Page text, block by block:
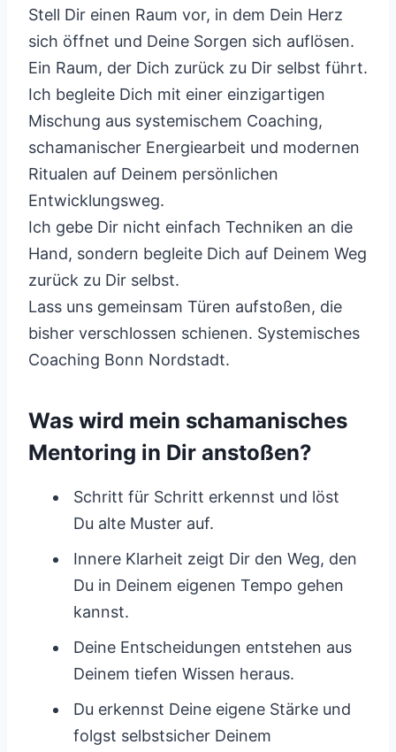
Stell Dir einen Raum vor, in dem Dein Herz
sich öffnet und Deine Sorgen sich auflösen.
Ein Raum, der Dich zurück zu Dir selbst führt.
Ich begleite Dich mit einer einzigartigen
Mischung aus systemischem Coaching,
schamanischer Energiearbeit und modernen
Ritualen auf Deinem persönlichen
Entwicklungsweg.
Ich gebe Dir nicht einfach Techniken an die
Hand, sondern begleite Dich auf Deinem Weg
zurück zu Dir selbst.
Lass uns gemeinsam Türen aufstoßen, die
bisher verschlossen schienen. Systemisches
Coaching Bonn Nordstadt.
Was wird mein schamanisches
Mentoring in Dir anstoßen?
Schritt für Schritt erkennst und löst
Du alte Muster auf.
Innere Klarheit zeigt Dir den Weg, den
Du in Deinem eigenen Tempo gehen
kannst.
Deine Entscheidungen entstehen aus
Deinem tiefen Wissen heraus.
Du erkennst Deine eigene Stärke und
folgst selbstsicher Deinem